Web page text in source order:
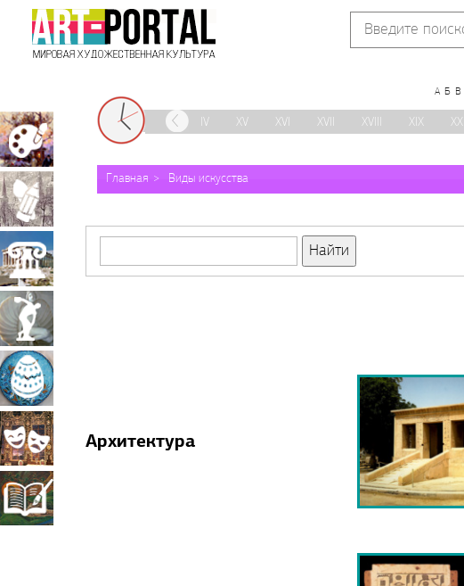
А Б В
IX X XII XIII XIV XV XVI XVII XVIII XIX XX
Главная Виды искусства
Архитектура
Живопись
Графика
прикладное
Театрально-